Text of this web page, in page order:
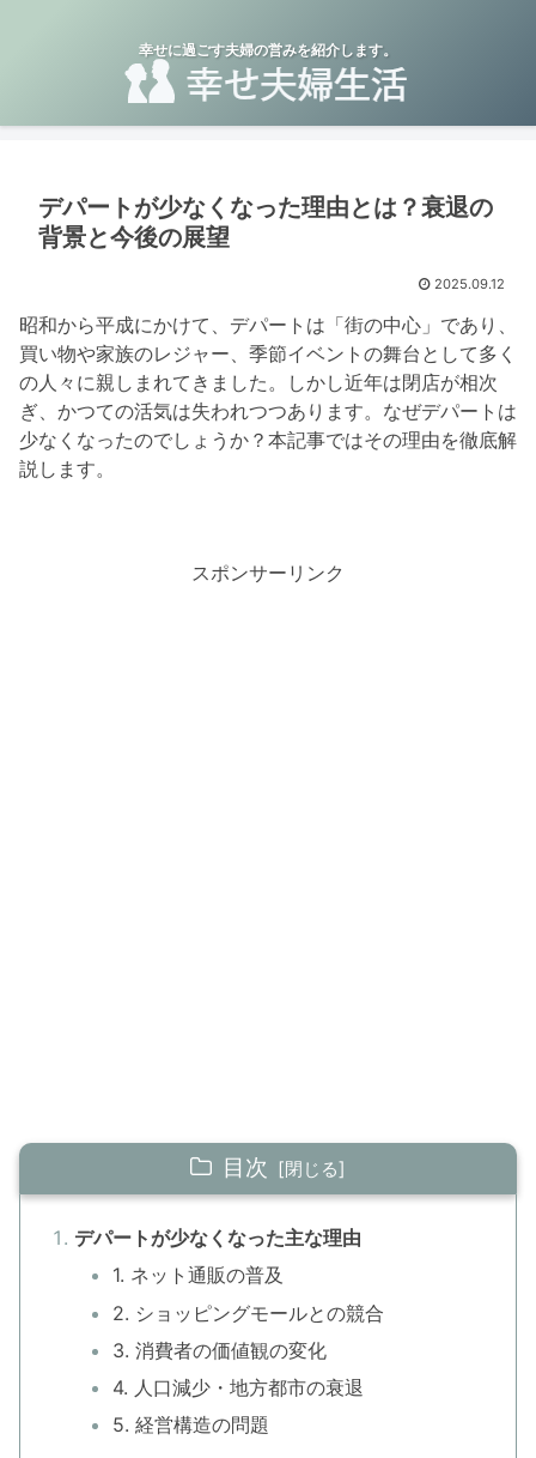
幸せに過ごす夫婦の営みを紹介します。
デパートが少なくなった理由とは？衰退の
背景と今後の展望
2025.09.12
昭和から平成にかけて、デパートは「街の中心」であり、
買い物や家族のレジャー、季節イベントの舞台として多く
の人々に親しまれてきました。しかし近年は閉店が相次
ぎ、かつての活気は失われつつあります。なぜデパートは
少なくなったのでしょうか？本記事ではその理由を徹底解
説します。
スポンサーリンク
目次
デパートが少なくなった主な理由
1. ネット通販の普及
2. ショッピングモールとの競合
3. 消費者の価値観の変化
4. 人口減少・地方都市の衰退
5. 経営構造の問題